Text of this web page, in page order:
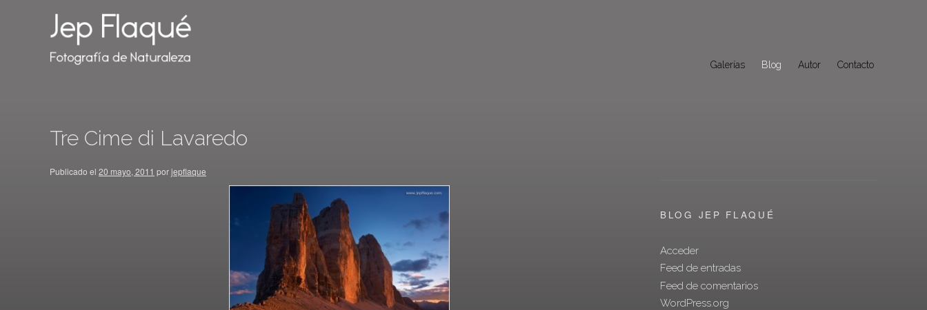
Galerías Blog Autor Contacto
Tre Cime di Lavaredo
Publicado el 20 mayo, 2011 porjepflaque
BLOG JEP FLAQUÉ
Acceder
Feed de entradas
Feed de comentarios
WordPress.org